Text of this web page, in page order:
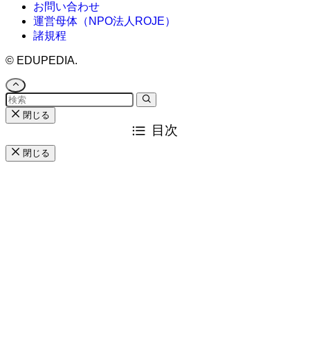
お問い合わせ
運営母体（NPO法人ROJE）
諸規程
© EDUPEDIA.
閉じる
目次
閉じる